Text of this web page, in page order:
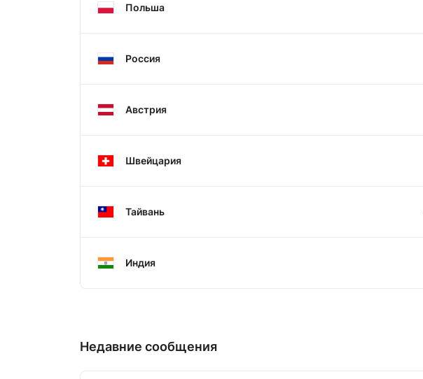
Польша
Россия
Австрия
Швейцария
Тайвань
Индия
Недавние сообщения